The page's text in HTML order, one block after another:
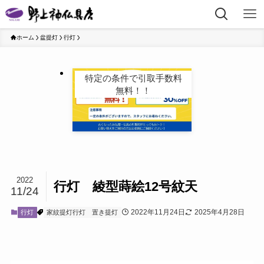
ホーム 盆提灯 行灯
特定の条件で引取手数料
無料！！
行灯 綾型蒔絵12号紋天
2022
11/24
行灯 家紋提灯行灯 置き提灯 2022年11月24日 2025年4月28日